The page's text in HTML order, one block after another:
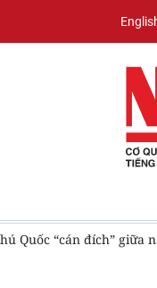
Quốc “cán đích” giữa